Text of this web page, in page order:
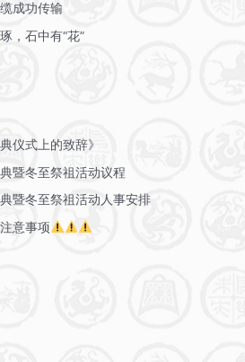
成功传输
，石中有“花”
仪式上的致辞》
暨冬至祭祖活动议程
暨冬至祭祖活动人事安排
意事项